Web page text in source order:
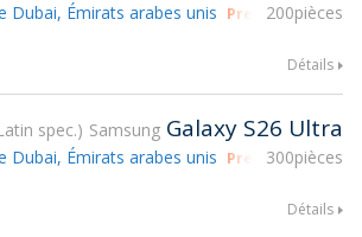
200pièces
Dubai, Émirats arabes unis Prendre part à
Détails
spec. Samsung Galaxy S26 Ultra
300pièces
Dubai, Émirats arabes unis Prendre part à
Détails